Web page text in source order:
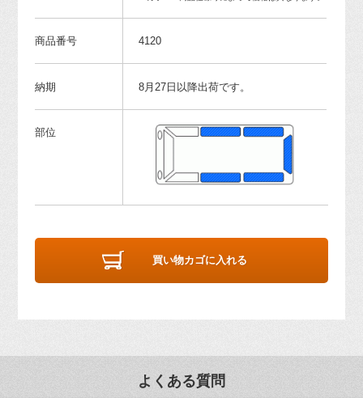
商品番号 4120
納期 8月27日以降出荷です。
部位
買い物カゴに入れる
よくある質問